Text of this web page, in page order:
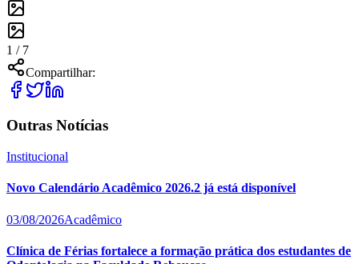
1 / 7
Compartilhar:
Outras Notícias
Institucional
Novo Calendário Acadêmico 2026.2 já está disponível
03/08/2026Acadêmico
Clínica de Férias fortalece a formação prática dos estudantes de